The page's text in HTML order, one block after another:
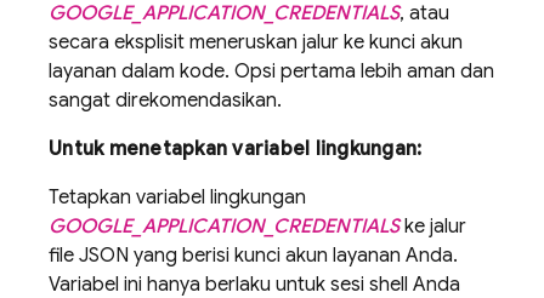
GOOGLE_APPLICATION_CREDENTIALS, atau
secara eksplisit meneruskan jalur ke kunci akun
layanan dalam kode. Opsi pertama lebih aman dan
sangat direkomendasikan.
Untuk menetapkan variabel lingkungan:
Tetapkan variabel lingkungan
GOOGLE_APPLICATION_CREDENTIALSke jalur
file JSON yang berisi kunci akun layanan Anda.
Variabel ini hanya berlaku untuk sesi shell Anda